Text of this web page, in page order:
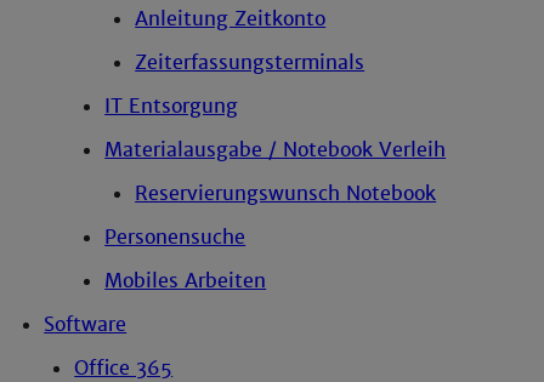
Anleitung Zeitkonto
Zeiterfassungsterminals
IT Entsorgung
Materialausgabe / Notebook Verleih
Reservierungswunsch Notebook
Personensuche
Mobiles Arbeiten
Software
Office 365